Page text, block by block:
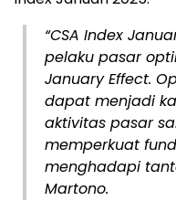
“CSA Index
pelaku pasar
January Effect.
dapat menjadi
aktivitas pasar
memperkuat
menghadapi
Martono.